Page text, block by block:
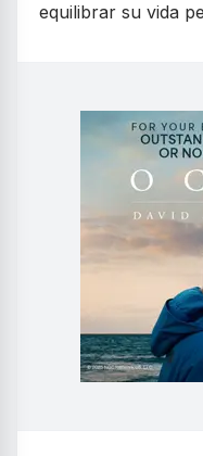
equilibrar su vida